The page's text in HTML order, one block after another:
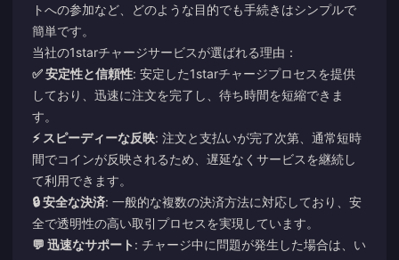
トへの参加など、どのような目的でも手続きはシンプルで
簡単です。
当社の1starチャージサービスが選ばれる理由：
✅ 安定性と信頼性: 安定した1starチャージプロセスを提供
しており、迅速に注文を完了し、待ち時間を短縮できま
す。
⚡ スピーディーな反映: 注文と支払いが完了次第、通常短時
間でコインが反映されるため、遅延なくサービスを継続し
て利用できます。
🔒 安全な決済: 一般的な複数の決済方法に対応しており、安
全で透明性の高い取引プロセスを実現しています。
💬 迅速なサポート : チャージ中に問題が発生した場合は、い